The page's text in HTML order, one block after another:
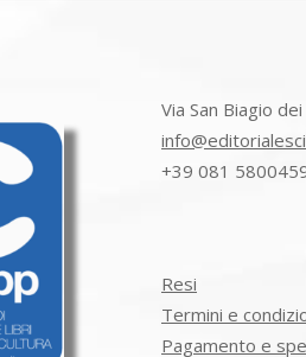
Via San Biagio
+39 081
Resi
Termini e
Pagamento e